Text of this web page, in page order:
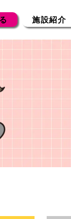
施設紹介